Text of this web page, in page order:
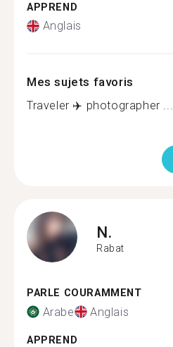
APPREND
Anglais
Mes sujets favoris
Traveler ✈️ photographer ...
N.
Rabat
PARLE COURAMMENT
Arabe Anglais
APPREND